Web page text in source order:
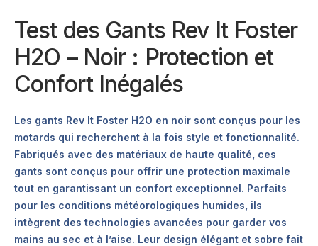
Test des Gants Rev It Foster
H2O – Noir : Protection et
Confort Inégalés
Les gants Rev It Foster H2O en noir sont conçus pour les
motards qui recherchent à la fois style et fonctionnalité.
Fabriqués avec des matériaux de haute qualité, ces
gants sont conçus pour offrir une protection maximale
tout en garantissant un confort exceptionnel. Parfaits
pour les conditions météorologiques humides, ils
intègrent des technologies avancées pour garder vos
mains au sec et à l’aise. Leur design élégant et sobre fait